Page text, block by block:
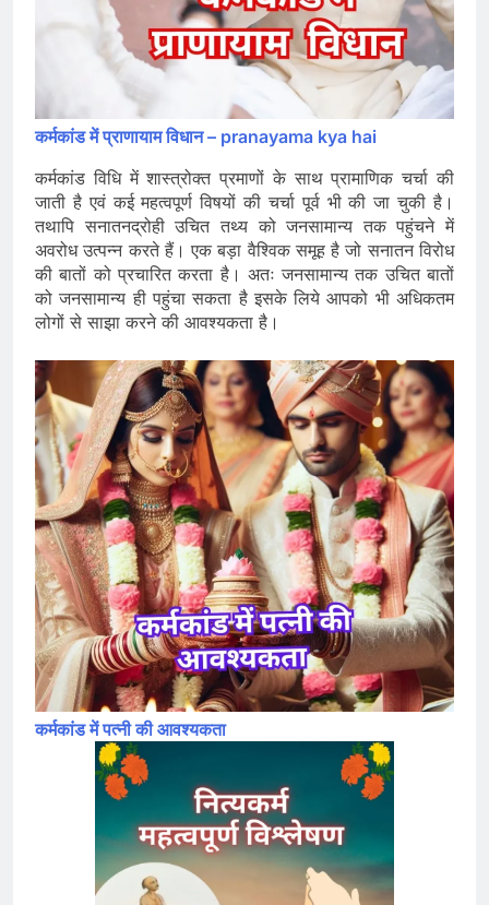
कर्मकांड में प्राणायाम विधान – pranayama kya hai
कर्मकांड विधि में शास्त्रोक्त प्रमाणों के साथ प्रामाणिक चर्चा की
जाती है एवं कई महत्वपूर्ण विषयों की चर्चा पूर्व भी की जा चुकी है।
तथापि सनातनद्रोही उचित तथ्य को जनसामान्य तक पहुंचने में
अवरोध उत्पन्न करते हैं। एक बड़ा वैश्विक समूह है जो सनातन विरोध
की बातों को प्रचारित करता है। अतः जनसामान्य तक उचित बातों
को जनसामान्य ही पहुंचा सकता है इसके लिये आपको भी अधिकतम
लोगों से साझा करने की आवश्यकता है।
कर्मकांड में पत्नी की आवश्यकता